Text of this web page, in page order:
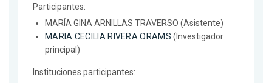
Participantes:
MARÍA GINA ARNILLAS TRAVERSO (Asistente)
MARIA CECILIA RIVERA ORAMS (Investigador
principal)
Instituciones participantes: